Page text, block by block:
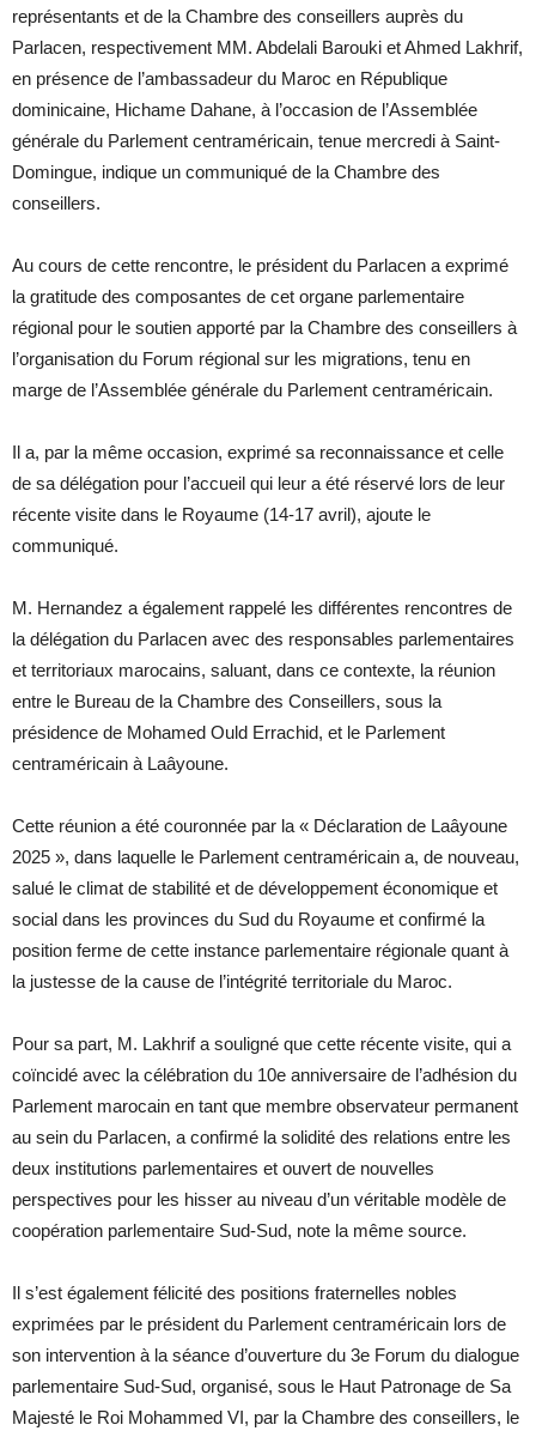
représentants et de la Chambre des conseillers auprès du
Parlacen, respectivement MM. Abdelali Barouki et Ahmed Lakhrif,
en présence de l’ambassadeur du Maroc en République
dominicaine, Hichame Dahane, à l’occasion de l’Assemblée
générale du Parlement centraméricain, tenue mercredi à Saint-
Domingue, indique un communiqué de la Chambre des
conseillers.
Au cours de cette rencontre, le président du Parlacen a exprimé
la gratitude des composantes de cet organe parlementaire
régional pour le soutien apporté par la Chambre des conseillers à
l’organisation du Forum régional sur les migrations, tenu en
marge de l’Assemblée générale du Parlement centraméricain.
Il a, par la même occasion, exprimé sa reconnaissance et celle
de sa délégation pour l’accueil qui leur a été réservé lors de leur
récente visite dans le Royaume (14-17 avril), ajoute le
communiqué.
M. Hernandez a également rappelé les différentes rencontres de
la délégation du Parlacen avec des responsables parlementaires
et territoriaux marocains, saluant, dans ce contexte, la réunion
entre le Bureau de la Chambre des Conseillers, sous la
présidence de Mohamed Ould Errachid, et le Parlement
centraméricain à Laâyoune.
Cette réunion a été couronnée par la « Déclaration de Laâyoune
2025 », dans laquelle le Parlement centraméricain a, de nouveau,
salué le climat de stabilité et de développement économique et
social dans les provinces du Sud du Royaume et confirmé la
position ferme de cette instance parlementaire régionale quant à
la justesse de la cause de l’intégrité territoriale du Maroc.
Pour sa part, M. Lakhrif a souligné que cette récente visite, qui a
coïncidé avec la célébration du 10e anniversaire de l’adhésion du
Parlement marocain en tant que membre observateur permanent
au sein du Parlacen, a confirmé la solidité des relations entre les
deux institutions parlementaires et ouvert de nouvelles
perspectives pour les hisser au niveau d’un véritable modèle de
coopération parlementaire Sud-Sud, note la même source.
Il s’est également félicité des positions fraternelles nobles
exprimées par le président du Parlement centraméricain lors de
son intervention à la séance d’ouverture du 3e Forum du dialogue
parlementaire Sud-Sud, organisé, sous le Haut Patronage de Sa
Majesté le Roi Mohammed VI, par la Chambre des conseillers, le